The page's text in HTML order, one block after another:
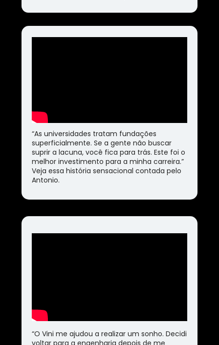
“As universidades tratam fundações
superficialmente. Se a gente não buscar
suprir a lacuna, você fica para trás. Este foi o
melhor investimento para a minha carreira.”
Veja essa história sensacional contada pelo
Antonio.
“O Vini me ajudou a realizar um sonho. Decidi